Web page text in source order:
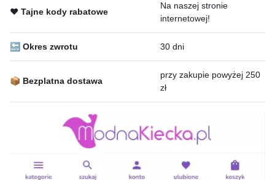
❤️ Tajne kody rabatowe
Na naszej stronie
internetowej!
🔙 Okres zwrotu 30 dni
📦 Bezplatna dostawa
przy zakupie powyżej 250
zł